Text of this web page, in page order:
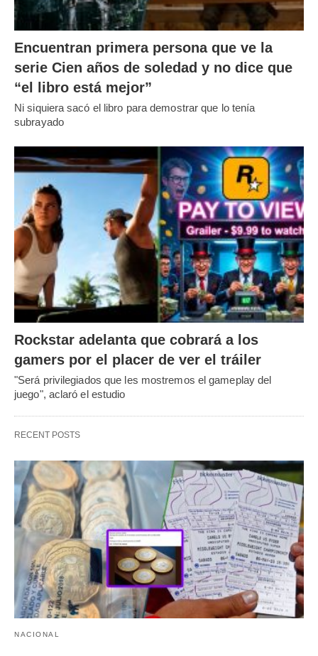
Encuentran primera persona que ve la
serie Cien años de soledad y no dice que
“el libro está mejor”
Ni siquiera sacó el libro para demostrar que lo tenía
subrayado
Rockstar adelanta que cobrará a los
gamers por el placer de ver el tráiler
"Será privilegiados que les mostremos el gameplay del
juego", aclaró el estudio
RECENT POSTS
NACIONAL